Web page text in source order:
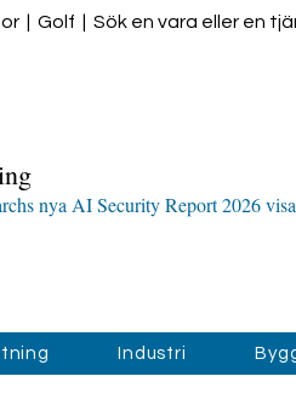
Golf Sök en vara eller en
nya AI Security Report 2026
Industri